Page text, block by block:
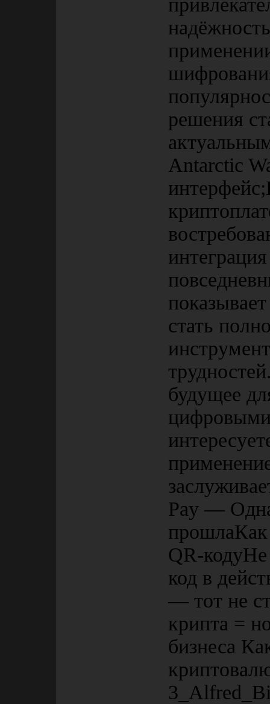
решения
Antarctic
стать
будущее
Pay —
прошлаКак
QR-кодуНе
код в
— тот не
крипта =
бизнеса